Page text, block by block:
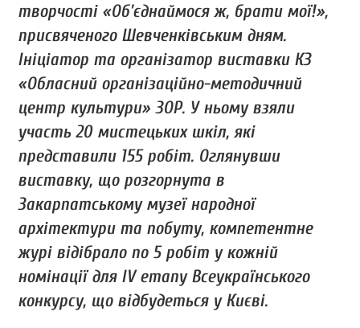
творчості «Об’єднаймося ж, брати мої!»,
присвяченого Шевченківським дням.
Ініціатор та організатор виставки КЗ
«Обласний організаційно-методичний
центр культури» ЗОР. У ньому взяли
участь 20 мистецьких шкіл, які
представили 155 робіт. Оглянувши
виставку, що розгорнута в
Закарпатському музеї народної
архітектури та побуту, компетентне
журі відібрало по 5 робіт у кожній
номінації для ІV етапу Всеукраїнського
конкурсу, що відбудеться у Києві.